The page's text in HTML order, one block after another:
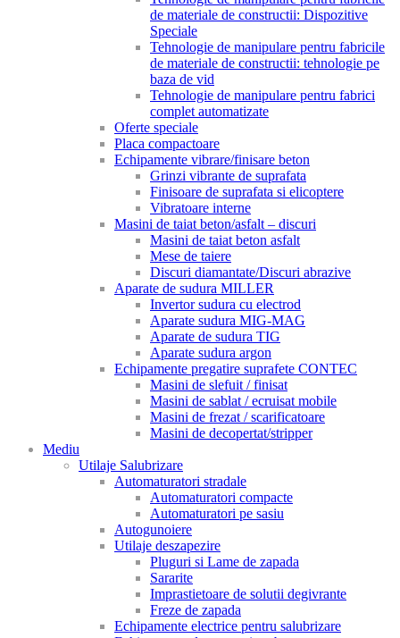
de materiale de constructii: Dispozitive
Speciale
Tehnologie de manipulare pentru fabricile
de materiale de constructii: tehnologie pe
baza de vid
Tehnologie de manipulare pentru fabrici
complet automatizate
Oferte speciale
Placa compactoare
Echipamente vibrare/finisare beton
Grinzi vibrante de suprafata
Finisoare de suprafata si elicoptere
Vibratoare interne
Masini de taiat beton/asfalt – discuri
Masini de taiat beton asfalt
Mese de taiere
Discuri diamantate/Discuri abrazive
Aparate de sudura MILLER
Invertor sudura cu electrod
Aparate sudura MIG-MAG
Aparate de sudura TIG
Aparate sudura argon
Echipamente pregatire suprafete CONTEC
Masini de slefuit / finisat
Masini de sablat / ecruisat mobile
Masini de frezat / scarificatoare
Masini de decopertat/stripper
Mediu
Utilaje Salubrizare
Automaturatori stradale
Automaturatori compacte
Automaturatori pe sasiu
Autogunoiere
Utilaje deszapezire
Pluguri si Lame de zapada
Sararite
Imprastietoare de solutii degivrante
Freze de zapada
Echipamente electrice pentru salubrizare